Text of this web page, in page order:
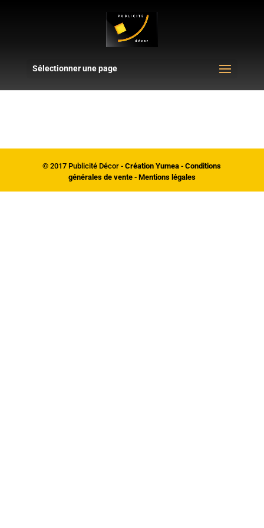
Sélectionner une page
© 2017 Publicité Décor -Création Yumea -Conditions
générales de vente- Mentions légales